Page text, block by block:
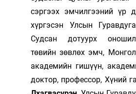
сэргээх эмчилгээний үр
хүргэсэн Улсын
Судсан дотуурх
төвийн зөвлөх эмч,
академийн гишүүн,
доктор, профессор, Хүний